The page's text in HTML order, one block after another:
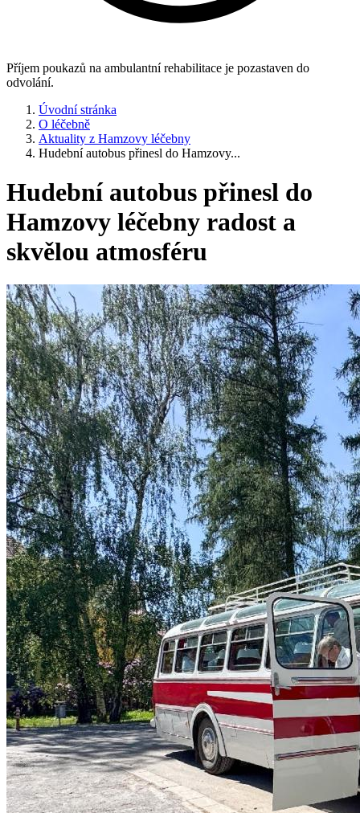
Příjem poukazů na ambulantní rehabilitace je pozastaven do
odvolání.
Úvodní stránka
O léčebně
Aktuality z Hamzovy léčebny
Hudební autobus přinesl do Hamzovy...
Hudební autobus přinesl do
Hamzovy léčebny radost a
skvělou atmosféru